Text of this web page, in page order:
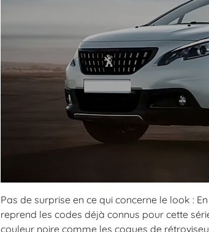
Pas de surprise en ce qui concerne le look :
reprend les codes déjà connus pour cette
couleur noire comme les coques de